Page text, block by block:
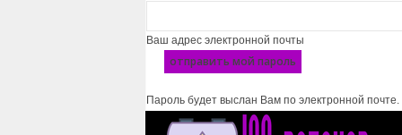
Ваш адрес электронной почты
Пароль будет выслан Вам по электронной почте.